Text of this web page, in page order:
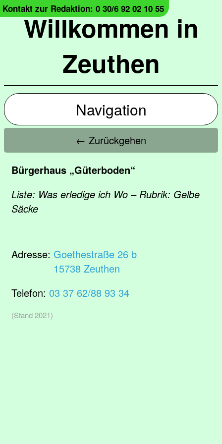
Willkommen in
Zeuthen
Kontakt zur Redaktion: 0 30/6 92 02 10 55
Navigation
← Zurückgehen
Bürgerhaus „Güterboden“
Liste: Was erledige ich Wo – Rubrik: Gelbe
Säcke
Adresse: Goethestraße 26 b
15738 Zeuthen
Telefon: 03 37 62/88 93 34
(Stand 2021)